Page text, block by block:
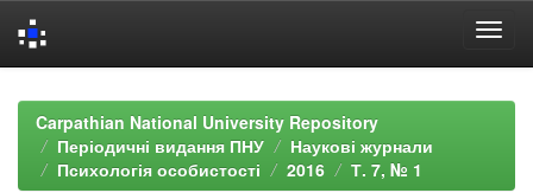
navigationCarpathian National University Repository
Періодичні видання ПНУ
Наукові журнали
Психологія особистості
2016 Т. 7, № 1